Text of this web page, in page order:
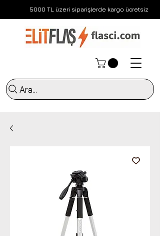
5000 TL üzeri siparişlerde kargo ücretsiz
Ara...